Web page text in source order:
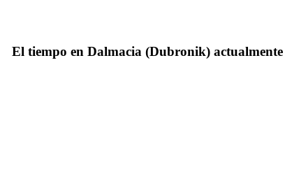
El tiempo en Dalmacia (Dubronik) actualmente